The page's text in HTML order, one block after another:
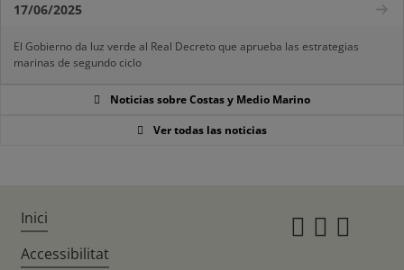
17/06/2025
El Gobierno da luz verde al Real Decreto que aprueba las estrategias
marinas de segundo ciclo
Noticias sobre Costas y Medio Marino
Ver todas las noticias
Inici
Accessibilitat